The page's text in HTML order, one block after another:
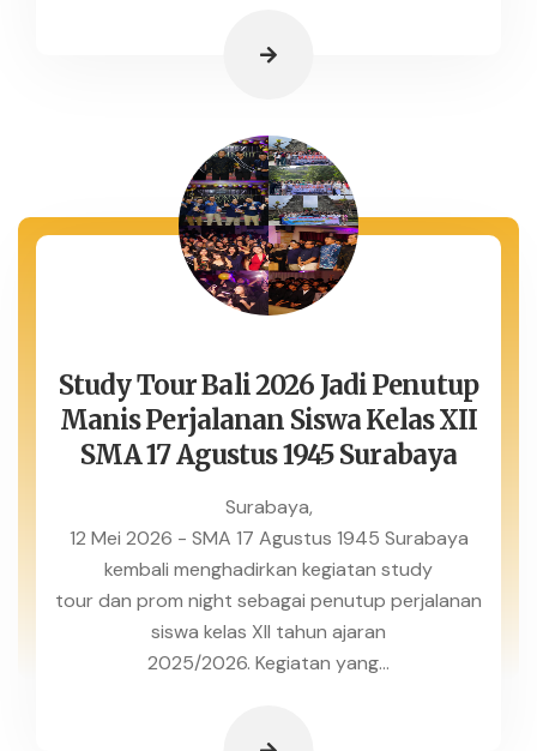
Study Tour Bali 2026 Jadi Penutup
Manis Perjalanan Siswa Kelas XII
SMA 17 Agustus 1945 Surabaya
Surabaya,
12 Mei 2026 - SMA 17 Agustus 1945 Surabaya
kembali menghadirkan kegiatan study
tour dan prom night sebagai penutup perjalanan
siswa kelas XII tahun ajaran
2025/2026. Kegiatan yang...